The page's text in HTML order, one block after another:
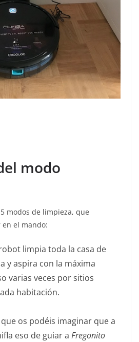
modo
modos de limpieza, que
en el mando:
limpia toda la casa de
y aspira con la máxima
varias veces por sitios
habitación.
os podéis imaginar que a
eso de guiar a Fregonito